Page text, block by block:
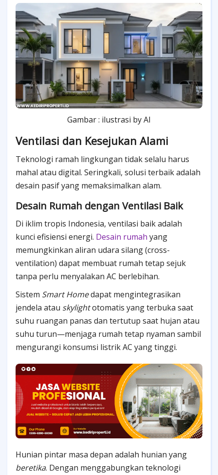
Gambar : ilustrasi by AI
Ventilasi dan Kesejukan Alami
Teknologi ramah lingkungan tidak selalu harus
mahal atau digital. Seringkali, solusi terbaik adalah
desain pasif yang memaksimalkan alam.
Desain Rumah dengan Ventilasi Baik
Di iklim tropis Indonesia, ventilasi baik adalah
kunci efisiensi energi. Desain rumah yang
memungkinkan aliran udara silang (cross-
ventilation) dapat membuat rumah tetap sejuk
tanpa perlu menyalakan AC berlebihan.
Sistem Smart Homedapat mengintegrasikan
jendela atau skylightotomatis yang terbuka saat
suhu ruangan panas dan tertutup saat hujan atau
suhu turun—menjaga rumah tetap nyaman sambil
mengurangi konsumsi listrik AC yang tinggi.
Hunian pintar masa depan adalah hunian yang
beretika. Dengan menggabungkan teknologi